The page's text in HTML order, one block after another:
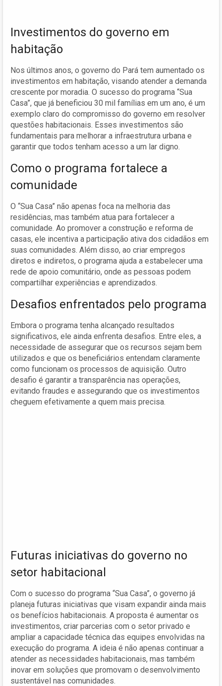
Investimentos do governo em
habitação
Nos últimos anos, o governo do Pará tem aumentado os
investimentos em habitação, visando atender a demanda
crescente por moradia. O sucesso do programa “Sua
Casa”, que já beneficiou 30 mil famílias em um ano, é um
exemplo claro do compromisso do governo em resolver
questões habitacionais. Esses investimentos são
fundamentais para melhorar a infraestrutura urbana e
garantir que todos tenham acesso a um lar digno.
Como o programa fortalece a
comunidade
O “Sua Casa” não apenas foca na melhoria das
residências, mas também atua para fortalecer a
comunidade. Ao promover a construção e reforma de
casas, ele incentiva a participação ativa dos cidadãos em
suas comunidades. Além disso, ao criar empregos
diretos e indiretos, o programa ajuda a estabelecer uma
rede de apoio comunitário, onde as pessoas podem
compartilhar experiências e aprendizados.
Desafios enfrentados pelo programa
Embora o programa tenha alcançado resultados
significativos, ele ainda enfrenta desafios. Entre eles, a
necessidade de assegurar que os recursos sejam bem
utilizados e que os beneficiários entendam claramente
como funcionam os processos de aquisição. Outro
desafio é garantir a transparência nas operações,
evitando fraudes e assegurando que os investimentos
cheguem efetivamente a quem mais precisa.
Futuras iniciativas do governo no
setor habitacional
Com o sucesso do programa “Sua Casa”, o governo já
planeja futuras iniciativas que visam expandir ainda mais
os benefícios habitacionais. A proposta é aumentar os
investimentos, criar parcerias com o setor privado e
ampliar a capacidade técnica das equipes envolvidas na
execução do programa. A ideia é não apenas continuar a
atender as necessidades habitacionais, mas também
inovar em soluções que promovam o desenvolvimento
sustentável nas comunidades.